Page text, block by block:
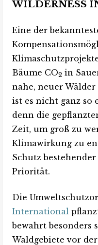
WILDERNESS
Eine der
Bäume CO2 in
nahe, neuer
ist es nicht ganz so
denn die
Zeit, um groß zu
Klimawirkung zu
Schutz
Priorität.
Die
International
bewahrt besonders
Waldgebiete vor